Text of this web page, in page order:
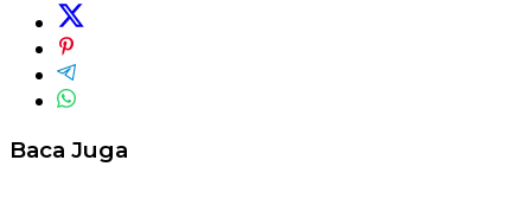
Baca Juga